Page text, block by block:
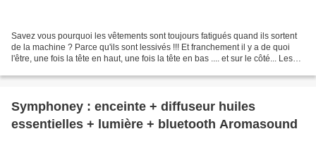
Savez vous pourquoi les vêtements sont toujours fatigués quand ils sortent
de la machine ? Parce qu'ils sont lessivés !!! Et franchement il y a de quoi
l'être, une fois la tête en haut, une fois la tête en bas .... et sur le côté... Les
Symphoney : enceinte + diffuseur huiles
essentielles + lumière + bluetooth Aromasound